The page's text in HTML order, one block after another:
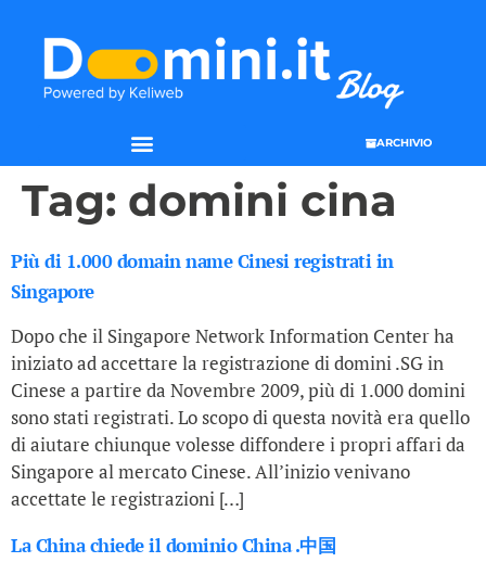
ARCHIVIO
Tag: domini cina
Più di 1.000 domain name Cinesi registrati in
Singapore
Dopo che il Singapore Network Information Center ha
iniziato ad accettare la registrazione di domini .SG in
Cinese a partire da Novembre 2009, più di 1.000 domini
sono stati registrati. Lo scopo di questa novità era quello
di aiutare chiunque volesse diffondere i propri affari da
Singapore al mercato Cinese. All’inizio venivano
accettate le registrazioni […]
La China chiede il dominio China .中国